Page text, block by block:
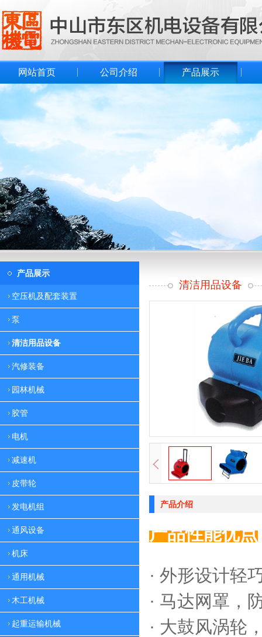
网站首页 公司介绍 产品展示
产品展示
空压机及配套装置
泵
清洁用品设备
汽修装备
园林机械
胶管
电机
减速机
皮带轮
发电机组
通风设备
机床
通用机械
木工机械
起重运输机械
清洁用品设备
产品介绍
产品性能优点
· 外形设计轻
· 马达网罩，
· 大鼓风涡轮